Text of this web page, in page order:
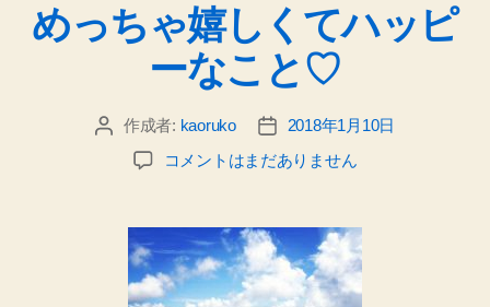
リ
ー
めっちゃ嬉しくてハッピ
ーなこと♡
投 作成者: kaoruko
投
稿
日
2018年1月10日
め
ゃ
嬉
し
く
コメントはまだありません